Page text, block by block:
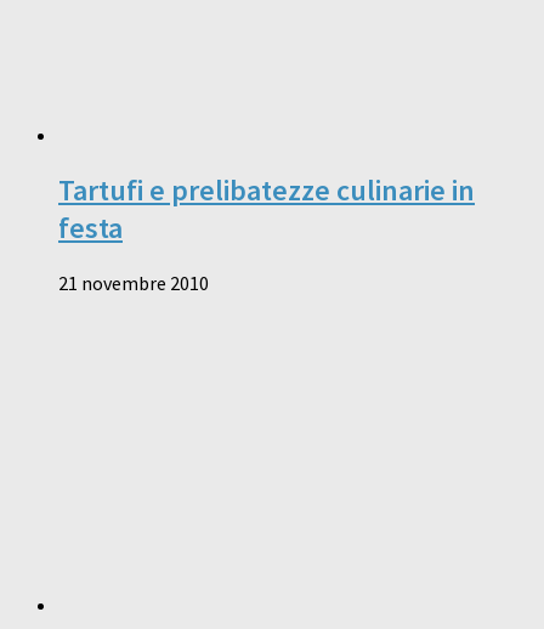
Tartufi e prelibatezze culinarie in
festa
21 novembre 2010